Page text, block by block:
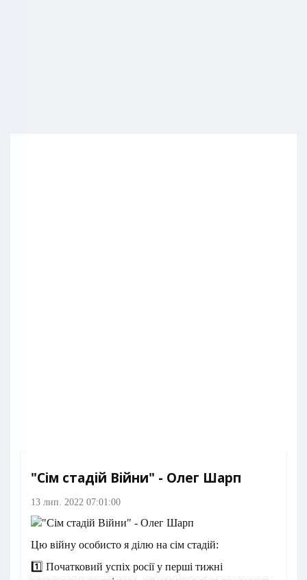
"Сім стадій Війни" - Олег Шарп
13 лип. 2022 07:01:00
Цю війну особисто я ділю на сім стадій:
1️⃣ Початковий успіх росії у перші тижні